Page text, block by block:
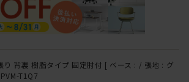
り 背裏 樹脂タイプ 固定肘付 [ ベース : / 張地 : グ
T1Q7